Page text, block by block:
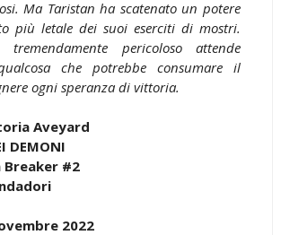
Ma Taristan ha scatenato un potere
più letale dei suoi eserciti di mostri.
tremendamente pericoloso attende
che potrebbe consumare il
ogni speranza di vittoria.
Aveyard
DEMONI
Breaker #2
2022